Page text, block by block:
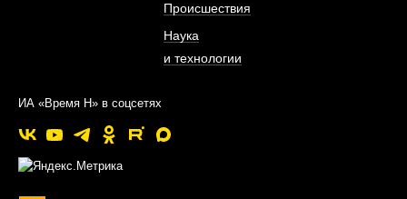
Происшествия
Наука
и технологии
ИА «Время Н» в соцсетях